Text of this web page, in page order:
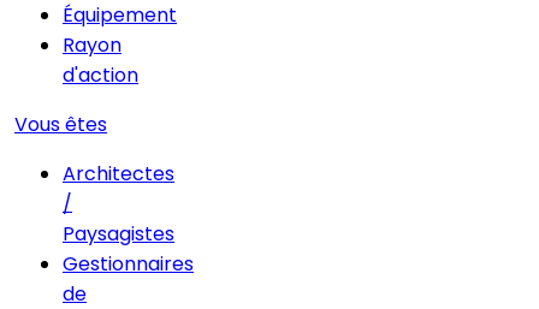
Équipement
Rayon
d'action
Vous êtes
Architectes
/
Paysagistes
Gestionnaires
de